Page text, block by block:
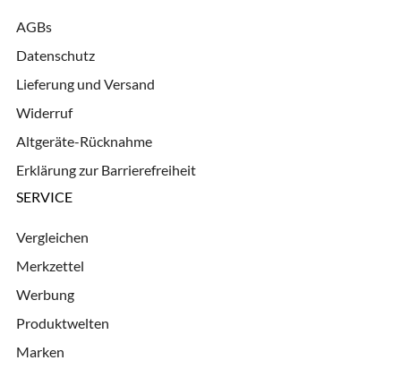
AGBs
Datenschutz
Lieferung und Versand
Widerruf
Altgeräte-Rücknahme
Erklärung zur Barrierefreiheit
SERVICE
Vergleichen
Merkzettel
Werbung
Produktwelten
Marken